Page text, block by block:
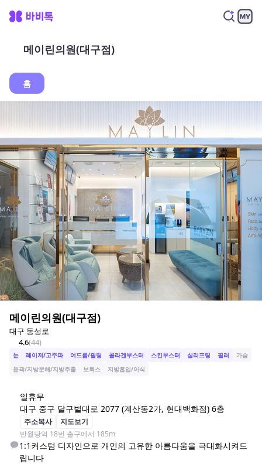
메이린의원(대구점)
홈
메이린의원(대구점)
대구 동성로
4.6(44)
눈 레이저/고주파 여드름/필링 콜라겐부스터 스킨부스터 실리프팅 필러
가슴
윤곽/지방분해/지방추출
보톡스 지방흡입/이식
일휴무
대구 중구 달구벌대로 2077 (계산동2가, 현대백화점) 6층
주소복사
지도보기
반월당역 18번 출구에서 185m
1:1커스텀 디자인으로 개인의 고유한 아름다움을 극대화시켜드
립니다